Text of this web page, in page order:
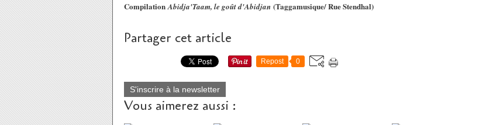
CompilationAbidja'Taam, le goût d'Abidjan (Taggamusique/ Rue Stendhal)
Partager cet article
Repost 0
S'inscrire à la newsletter
Vous aimerez aussi :